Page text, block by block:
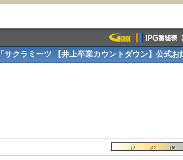
「サクラミーツ 【井上卒業カウントダウン】公式